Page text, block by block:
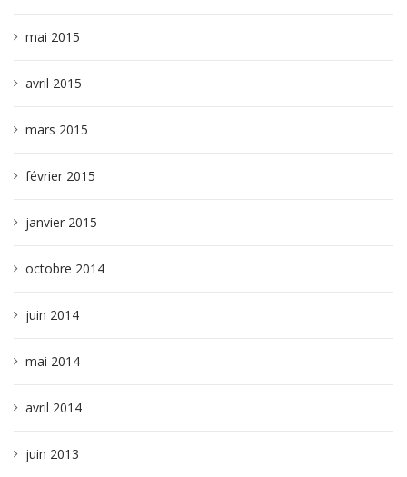
mai 2015
avril 2015
mars 2015
février 2015
janvier 2015
octobre 2014
juin 2014
mai 2014
avril 2014
juin 2013